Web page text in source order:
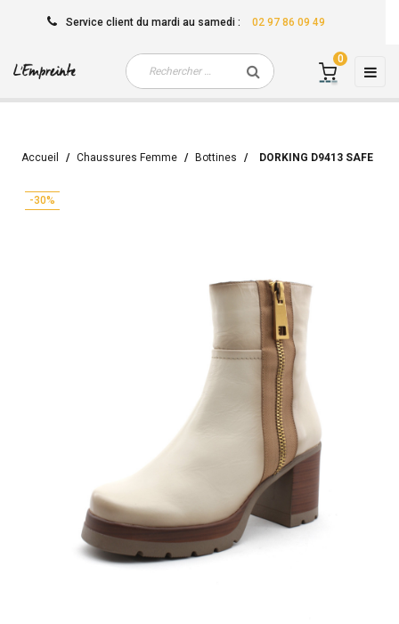
Service client du mardi au samedi : 02 97 86 09 49
☰
0
Accueil Chaussures Femme Bottines DORKING D9413 SAFE
-30%